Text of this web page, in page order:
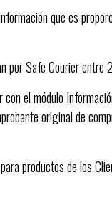
que es
por Safe Courier
el módulo
original de
productos de los